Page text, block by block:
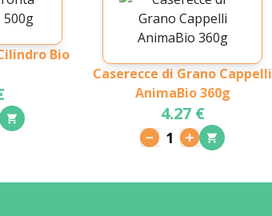
Bio
Caserecce di Grano Cappelli
AnimaBio 360g
4.27 €
1